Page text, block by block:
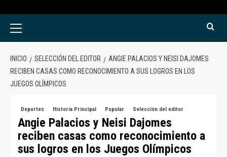
Menú
INICIO SELECCIÓN DEL EDITOR
ANGIE PALACIOS Y NEISI DAJOMES
RECIBEN CASAS COMO RECONOCIMIENTO A SUS LOGROS EN LOS
JUEGOS OLÍMPICOS
Deportes Historia Principal Popular Selección del editor
Angie Palacios y Neisi Dajomes
reciben casas como reconocimiento a
sus logros en los Juegos Olímpicos